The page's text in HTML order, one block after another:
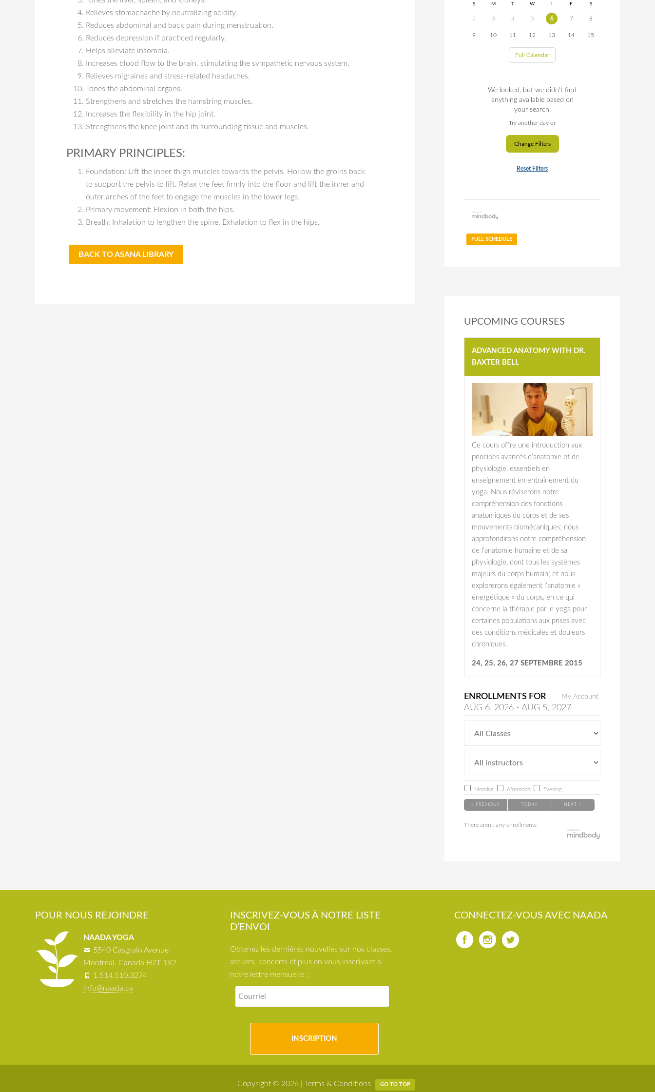
Relieves stomachache by neutralizing acidity.
Reduces abdominal and back pain during menstruation.
Reduces depression if practiced regularly.
Helps alleviate insomnia.
Increases blood flow to the brain, stimulating the sympathetic nervous system.
Relieves migraines and stress-related headaches.
Tones the abdominal organs.
Strengthens and stretches the hamstring muscles.
Increases the flexibility in the hip joint.
Strengthens the knee joint and its surrounding tissue and muscles.
PRIMARY PRINCIPLES:
Foundation: Lift the inner thigh muscles towards the pelvis. Hollow the groins back
to support the pelvis to lift. Relax the feet firmly into the floor and lift the inner and
outer arches of the feet to engage the muscles in the lower legs.
Primary movement: Flexion in both the hips.
Breath: Inhalation to lengthen the spine. Exhalation to flex in the hips.
BACK TO ASANA LIBRARY
S M T W T F S
2 3 4 5 6 7 8
9 10 11 12 13 14 15
Full Calendar
We looked, but we didn't find
anything available based on
your search.
Try another day or
Change Filters
Reset Filters
FULL SCHEDULE
UPCOMING COURSES
ADVANCED ANATOMY WITH DR.
BAXTER BELL
Ce cours offre une introduction aux
principes avancés d’anatomie et de
physiologie, essentiels en
enseignement en entraînement du
yoga. Nous réviserons notre
compréhension des fonctions
anatomiques du corps et de ses
mouvements biomécaniques; nous
approfondirons notre compréhension
de l’anatomie humaine et de sa
physiologie, dont tous les systèmes
majeurs du corps humain; et nous
explorerons également l’anatomie «
énergétique » du corps, en ce qui
concerne la thérapie par le yoga pour
certaines populations aux prises avec
des conditions médicales et douleurs
chroniques.
24, 25, 26, 27 SEPTEMBRE 2015
My Account
ENROLLMENTS FOR
AUG 6, 2026 - AUG 5, 2027
Morning Afternoon Evening
< PREVIOUS TODAY NEXT >
There aren't any enrollments
POUR NOUS REJOINDRE
NAADA YOGA
5540 Casgrain Avenue
Montreal, Canada H2T 1X2
1.514.510.3274
info@naada.ca
INSCRIVEZ-VOUS À NOTRE LISTE
D’ENVOI
Obtenez les dernières nouvelles sur nos classes,
ateliers, concerts et plus en vous inscrivant à
notre lettre mensuelle :
CONNECTEZ-VOUS AVEC NAADA
Copyright © 2026 | Terms & Conditions GO TO TOP